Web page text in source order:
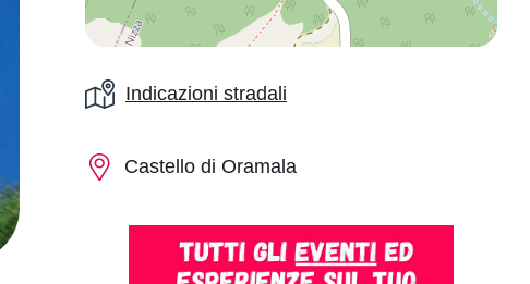
Indicazioni stradali
Castello di Oramala
Alto contrasto
Bassa
saturazione
Alta
saturazione